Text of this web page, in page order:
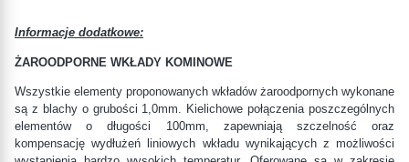
Informacje dodatkowe:
ŻAROODPORNE WKŁADY KOMINOWE
Wszystkie elementy proponowanych wkładów żaroodpornych wykonane
są z blachy o grubości 1,0mm. Kielichowe połączenia poszczególnych
elementów o długości 100mm, zapewniają szczelność oraz
kompensację wydłużeń liniowych wkładu wynikających z możliwości